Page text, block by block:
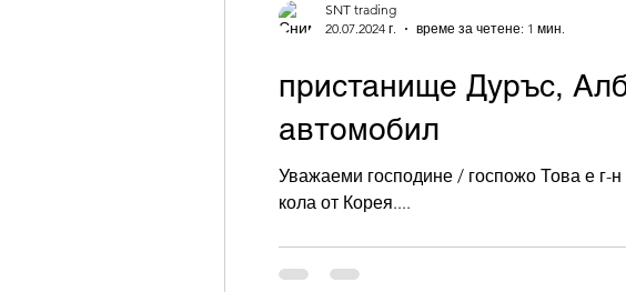
пристанище Дуръс,
автомобил
Уважаеми господине / госпожо Това е г-н
кола от Корея....
SNT trading
20.07.2024 г.
време за четене: 1 мин.